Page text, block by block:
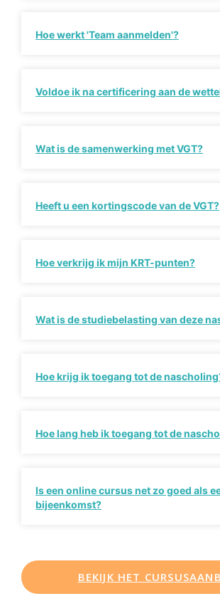
Hoe werkt 'Team aanmelden'?
Voldoe ik na certificering aan de
Wat is de samenwerking met VGT?
Heeft u een kortingscode van de VGT?
Hoe verkrijg ik mijn KRT-punten?
Wat is de studiebelasting van deze
Hoe krijg ik toegang tot de
Hoe lang heb ik toegang tot de
Is een online cursus net zo goed als
bijeenkomst?
BEKIJK HET